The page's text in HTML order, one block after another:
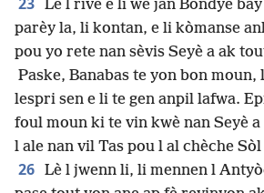
Lè l rive e li wè jan Bondye
parèy la, li kontan, e li kòmanse
pou yo rete nan sèvis Seyè a ak
Paske, Banabas te yon bon
lespri sen e li te gen anpil lafwa.
foul moun ki te vin kwè nan Seyè a
l ale nan vil Tas pou l al chèche
26 Lè l jwenn li, li mennen l